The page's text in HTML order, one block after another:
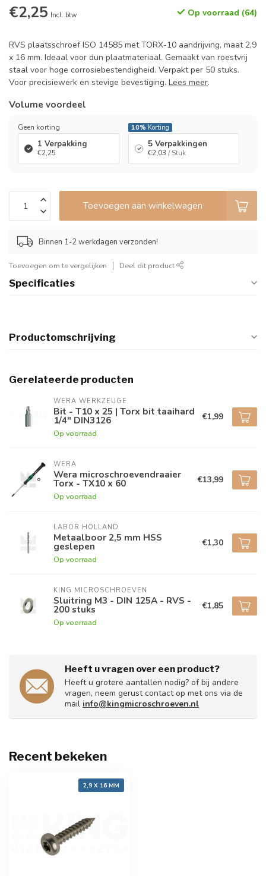
€2,25 Incl. btw Op voorraad (64)
RVS plaatsschroef ISO 14585 met TORX-10 aandrijving, maat 2,9
x 16 mm. Ideaal voor dun plaatmateriaal. Gemaakt van roestvrij
staal voor hoge corrosiebestendigheid. Verpakt per 50 stuks.
Voor precisiewerk en stevige bevestiging. Lees meer.
Volume voordeel
Geen korting
1 Verpakking
€2,25
10% Korting
5 Verpakkingen
€2,03 / Stuk
Toevoegen aan winkelwagen
Binnen 1-2 werkdagen verzonden!
Toevoegen om te vergelijken Deel dit product
Specificaties
Productomschrijving
Gerelateerde producten
WERA WERKZEUGE
Bit - T10 x 25 | Torx bit taaihard
1/4" DIN3126
Op voorraad
€1,99
WERA
Wera microschroevendraaier
Torx - TX10 x 60
Op voorraad
€13,99
LABOR HOLLAND
Metaalboor 2,5 mm HSS
geslepen
Op voorraad
€1,30
KING MICROSCHROEVEN
Sluitring M3 - DIN 125A - RVS -
200 stuks
Op voorraad
€1,85
Heeft u vragen over een product?
Heeft u grotere aantallen nodig? of bij andere
vragen, neem gerust contact op met ons via de
mail info@kingmicroschroeven.nl
Recent bekeken
2,9 X 16 MM